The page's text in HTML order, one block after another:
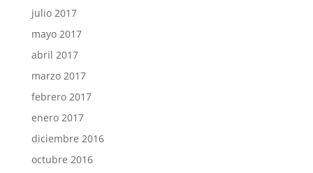
julio 2017
mayo 2017
abril 2017
marzo 2017
febrero 2017
enero 2017
diciembre 2016
octubre 2016